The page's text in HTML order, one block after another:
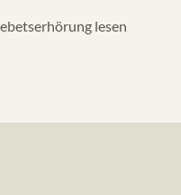
lesen